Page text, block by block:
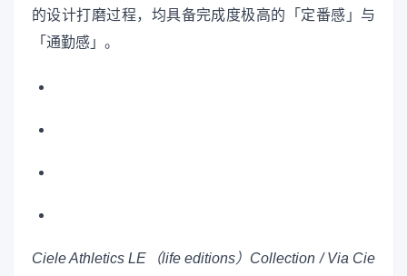
的设计打磨过程，均具备完成度极高的「定番感」与
「通勤感」。
Ciele Athletics LE（life editions）Collection / Via Cie